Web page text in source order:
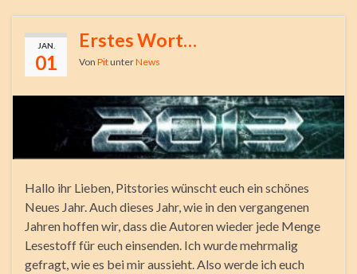
JAN.
01
Erstes Wort…
Von PitunterNews
Hallo ihr Lieben, Pitstories wünscht euch ein schönes
Neues Jahr. Auch dieses Jahr, wie in den vergangenen
Jahren hoffen wir, dass die Autoren wieder jede Menge
Lesestoff für euch einsenden. Ich wurde mehrmalig
gefragt, wie es bei mir aussieht. Also werde ich euch